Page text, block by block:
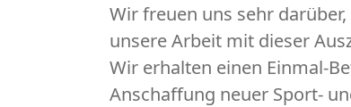
Wir freuen uns sehr
unsere Arbeit mit dieser
Wir erhalten einen Einmal-
Anschaffung neuer Sport-